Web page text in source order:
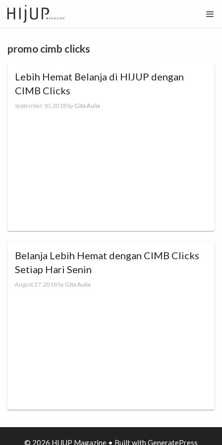
Skip
to
content
promo cimb clicks
Lebih Hemat Belanja di HIJUP dengan
CIMB Clicks
September 10, 2018 by Gita Aulia
Belanja Lebih Hemat dengan CIMB Clicks
Setiap Hari Senin
August 27, 2018 by Gita Aulia
© 2026 HIJUP Magazine • Built with GeneratePress